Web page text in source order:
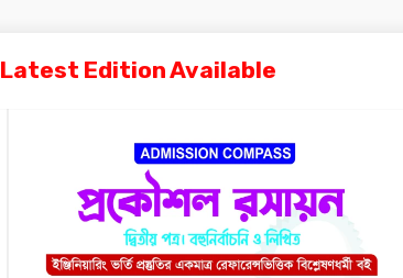
Latest Edition Available